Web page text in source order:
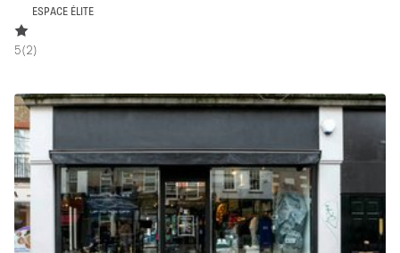
Air conditionné
Bar
Chauffage
Comptoir
Concierge
ESPACE ÉLITE
5(2)